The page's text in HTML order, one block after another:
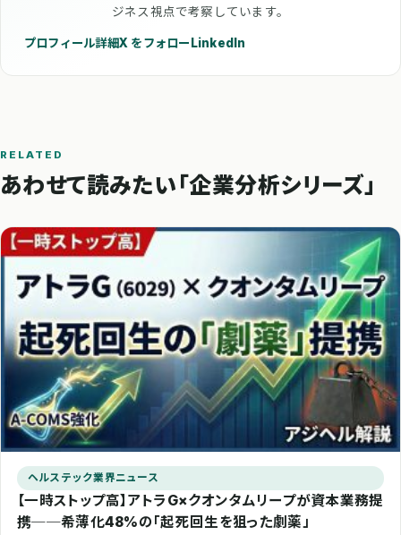
ジネス視点で考察しています。
プロフィール詳細X をフォロー LinkedIn
RELATED
あわせて読みたい「企業分析シリーズ」
ヘルステック業界ニュース
【一時ストップ高】アトラG×クオンタムリープが資本業務提
携──希薄化48%の「起死回生を狙った劇薬」